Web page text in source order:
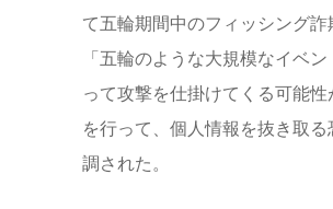
て五輪期間中のフィッシング詐
「五輪のような大規模なイベ
って攻撃を仕掛けてくる可能
を行って、個人情報を抜き取
調された。